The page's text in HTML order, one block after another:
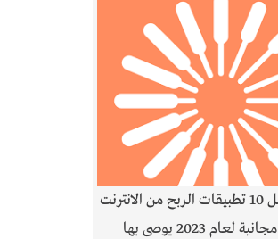
أفضل 10 تطبيقات الربح من الانترنت
مجانية لعام 2023 يوصى بها